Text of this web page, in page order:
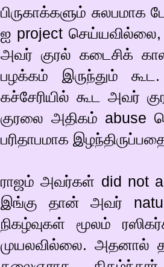
பிருகாக்களும்
ஐ project
அவர் குரல் கடைசிக்
பழக்கம் இருந்தும்
கச்சேரியில் கூட அவர்
குரலை அதிகம் abuse
பரிதாபமாக
ராஜம் அவர்கள் did not
இங்கு தான் அவர்
நிகழ்வுகள் மூலம்
முயலவில்லை. அதனால்